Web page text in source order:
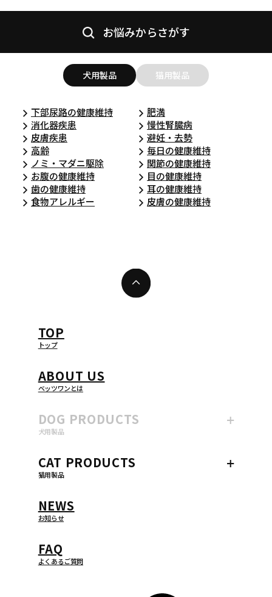
お悩みからさがす
犬用製品 猫用製品
下部尿路の健康維持
肥満
消化器疾患
慢性腎臓病
皮膚疾患
避妊・去勢
高齢
毎日の健康維持
ノミ・マダニ駆除
関節の健康維持
お腹の健康維持
目の健康維持
歯の健康維持
耳の健康維持
食物アレルギー
皮膚の健康維持
TOP
トップ
ABOUT US
ベッツワンとは
DOG PRODUCTS
犬用製品
CAT PRODUCTS
猫用製品
NEWS
お知らせ
FAQ
よくあるご質問